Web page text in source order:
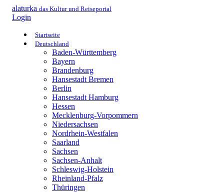
alaturka das Kultur und Reiseportal
Login
Startseite
Deutschland
Baden-Württemberg
Bayern
Brandenburg
Hansestadt Bremen
Berlin
Hansestadt Hamburg
Hessen
Mecklenburg-Vorpommern
Niedersachsen
Nordrhein-Westfalen
Saarland
Sachsen
Sachsen-Anhalt
Schleswig-Holstein
Rheinland-Pfalz
Thüringen